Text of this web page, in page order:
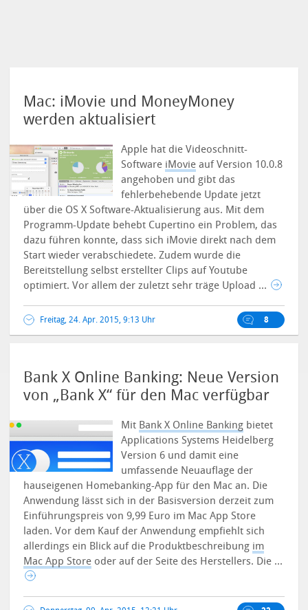
Mac: iMovie und MoneyMoney
werden aktualisiert
Apple hat die Videoschnitt-
Software iMovie auf Version 10.0.8
angehoben und gibt das
fehlerbehebende Update jetzt
über die OS X Software-Aktualisierung aus. Mit dem
Programm-Update behebt Cupertino ein Problem, das
dazu führen konnte, dass sich iMovie direkt nach dem
Start wieder verabschiedete.Zudem wurde die
Bereitstellung selbst erstellter Clips auf Youtube
optimiert. Vor allem der zuletzt sehr träge Upload ...
Freitag, 24. Apr. 2015, 9:13 Uhr 8
Bank X Online Banking: Neue Version
von „Bank X“ für den Mac verfügbar
Mit Bank X Online Banking bietet
Applications Systems Heidelberg
Version 6 und damit eine
umfassende Neuauflage der
hauseigenen Homebanking-App für den Mac an. Die
Anwendung lässt sich in der Basisversion derzeit zum
Einführungspreis von 9,99 Euro im Mac App Store
laden.Vor dem Kauf der Anwendung empfiehlt sich
allerdings ein Blick auf die Produktbeschreibung im
Mac App Store oder auf der Seite des Herstellers. Die ...